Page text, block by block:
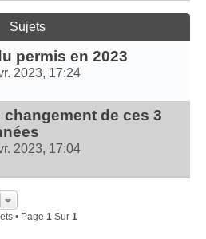
Sujets
permis en 2023
2023, 17:24
changement de ces 3
2023, 17:04
• Page 1Sur 1